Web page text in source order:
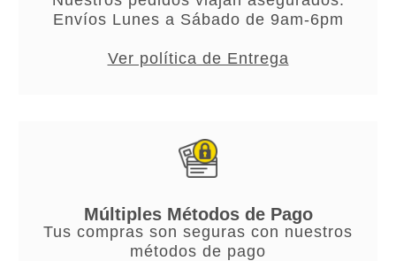
Envíos Lunes a Sábado de 9am-6pm
Ver política de Entrega
Múltiples Métodos de Pago
Tus compras son seguras con nuestros
métodos de pago